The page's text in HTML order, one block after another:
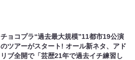
チョコプラ“過去最大規模”11都市19公演
のツアーがスタート! オール新ネタ、アド
リブ全開で「芸歴21年で過去イチ練習し